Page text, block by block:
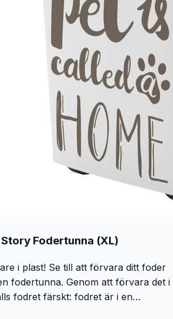
Fodertunna (XL)
i plast! Se till att förvara ditt foder
fodertunna. Genom att förvara det i
fodret färskt: fodret är i en